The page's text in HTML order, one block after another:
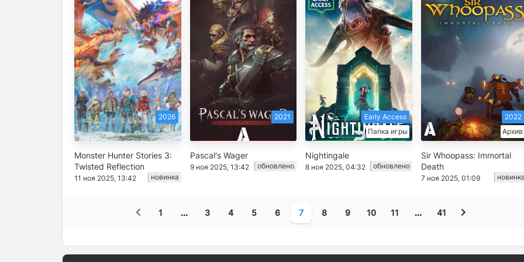
2026
Monster Hunter Stories 3:
Twisted Reflection
11 ноя 2025, 13:42 новинка
2021
Pascal's Wager
9 ноя 2025, 13:42 обновлено
Папка игры
Early Access
Nightingale
8 ноя 2025, 04:32 обновлено
Архив
2022
Sir Whoopass: Immortal
Death
7 ноя 2025, 01:09
1 ... 3 4 5 6 7 8 9 10 11 ... 41